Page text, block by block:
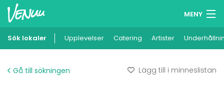
MENY
Minneslista
Sök lokaler Upplevelser Catering Artister
Gå till sökningen Lägg till i minneslistan